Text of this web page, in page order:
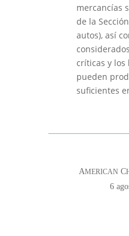
mercancías
de la
autos), así
críticas y los
pueden
suficientes
AMERICAN C
6